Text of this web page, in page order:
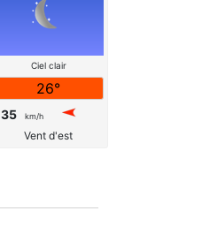
Ciel clair
26°
35 km/h
Vent d'est